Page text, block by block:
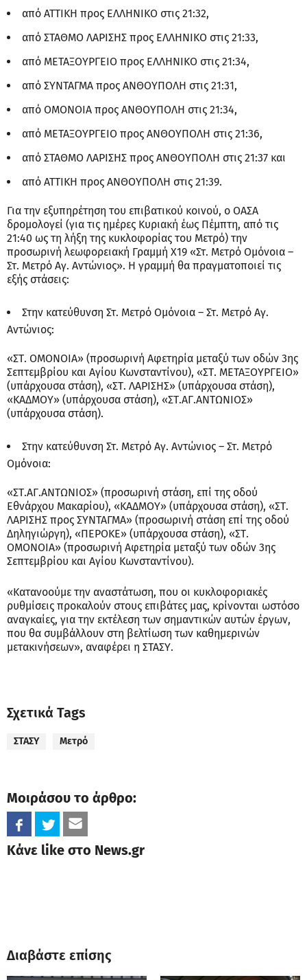
από ΑΤΤΙΚΗ προς ΕΛΛΗΝΙΚΟ στις 21:32,
από ΣΤΑΘΜΟ ΛΑΡΙΣΗΣ προς ΕΛΛΗΝΙΚΟ στις 21:33,
από ΜΕΤΑΞΟΥΡΓΕΙΟ προς ΕΛΛΗΝΙΚΟ στις 21:34,
από ΣΥΝΤΑΓΜΑ προς ΑΝΘΟΥΠΟΛΗ στις 21:31,
από ΟΜΟΝΟΙΑ προς ΑΝΘΟΥΠΟΛΗ στις 21:34,
από ΜΕΤΑΞΟΥΡΓΕΙΟ προς ΑΝΘΟΥΠΟΛΗ στις 21:36,
από ΣΤΑΘΜΟ ΛΑΡΙΣΗΣ προς ΑΝΘΟΥΠΟΛΗ στις 21:37 και
από ΑΤΤΙΚΗ προς ΑΝΘΟΥΠΟΛΗ στις 21:39.
Για την εξυπηρέτηση του επιβατικού κοινού, ο ΟΑΣΑ
δρομολογεί (για τις ημέρες Κυριακή έως Πέμπτη, από τις
21:40 ως τη λήξη της κυκλοφορίας του Μετρό) την
προσωρινή λεωφορειακή Γραμμή Χ19 «Στ. Μετρό Ομόνοια –
Στ. Μετρό Αγ. Αντώνιος». Η γραμμή θα πραγματοποιεί τις
εξής στάσεις:
Στην κατεύθυνση Στ. Μετρό Ομόνοια – Στ. Μετρό Αγ.
Αντώνιος:
«ΣΤ. ΟΜΟΝΟΙΑ» (προσωρινή Αφετηρία μεταξύ των οδών 3ης
Σεπτεμβρίου και Αγίου Κωνσταντίνου), «ΣΤ. ΜΕΤΑΞΟΥΡΓΕΙΟ»
(υπάρχουσα στάση), «ΣΤ. ΛΑΡΙΣΗΣ» (υπάρχουσα στάση),
«ΚΑΔΜΟΥ» (υπάρχουσα στάση), «ΣΤ.ΑΓ.ΑΝΤΩΝΙΟΣ»
(υπάρχουσα στάση).
Στην κατεύθυνση Στ. Μετρό Αγ. Αντώνιος – Στ. Μετρό
Ομόνοια:
«ΣΤ.ΑΓ.ΑΝΤΩΝΙΟΣ» (προσωρινή στάση, επί της οδού
Εθνάρχου Μακαρίου), «ΚΑΔΜΟΥ» (υπάρχουσα στάση), «ΣΤ.
ΛΑΡΙΣΗΣ προς ΣΥΝΤΑΓΜΑ» (προσωρινή στάση επί της οδού
Δηληγιώργη), «ΠΕΡΟΚΕ» (υπάρχουσα στάση), «ΣΤ.
ΟΜΟΝΟΙΑ» (προσωρινή Αφετηρία μεταξύ των οδών 3ης
Σεπτεμβρίου και Αγίου Κωνσταντίνου).
«Κατανοούμε την αναστάτωση, που οι κυκλοφοριακές
ρυθμίσεις προκαλούν στους επιβάτες μας, κρίνονται ωστόσο
αναγκαίες, για την εκτέλεση των σημαντικών αυτών έργων,
που θα συμβάλλουν στη βελτίωση των καθημερινών
μετακινήσεων», αναφέρει η ΣΤΑΣΥ.
Σχετικά Tags
ΣΤΑΣΥ Μετρό
Μοιράσου το άρθρο:
Κάνε like στο News.gr
Διαβάστε επίσης